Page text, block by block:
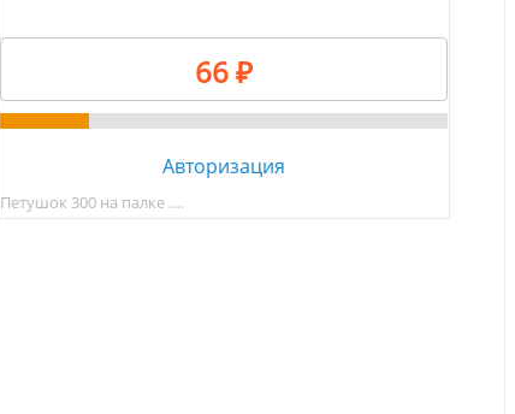
66 ₽
Авторизация
Петушок 300 на палке .…